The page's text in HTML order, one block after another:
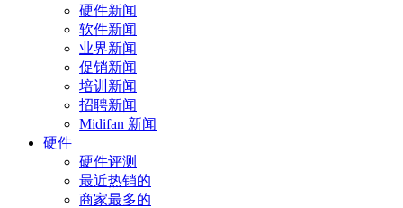
硬件新闻
软件新闻
业界新闻
促销新闻
培训新闻
招聘新闻
Midifan 新闻
硬件
硬件评测
最近热销的
商家最多的